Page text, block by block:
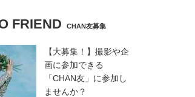
FRIEND CHAN友募集
【大募集！】撮影や企
画に参加できる
「CHAN友」に参加し
ませんか？